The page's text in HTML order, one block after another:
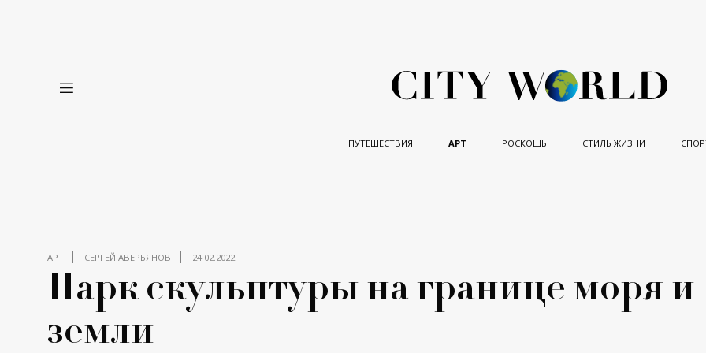
ПУТЕШЕСТВИЯ АРТ РОСКОШЬ СТИЛЬ ЖИЗНИ
АРТ СЕРГЕЙ АВЕРЬЯНОВ 24.02.2022
Парк скульптуры на границе моря и
земли